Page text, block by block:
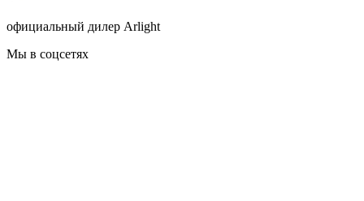
официальный дилер Arlight
Мы в соцсетях